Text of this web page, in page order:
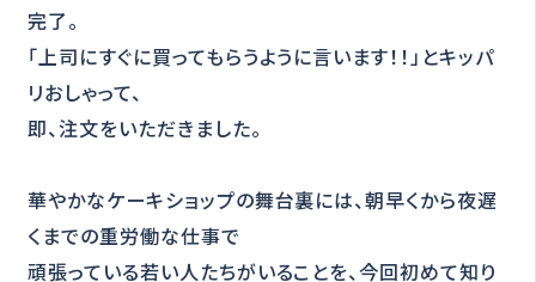
完了。
「上司にすぐに買ってもらうように言います！！」とキッパ
リおしゃって、
即、注文をいただきました。
華やかなケーキショップの舞台裏には、朝早くから夜遅
くまでの重労働な仕事で
頑張っている若い人たちがいることを、今回初めて知り